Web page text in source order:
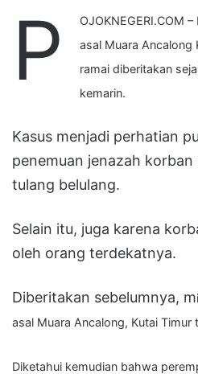
P
OJOKNEGERI.COM
asal Muara Ancalong
ramai diberitakan
kemarin.
Kasus menjadi perhatian
penemuan jenazah
tulang belulang.
Selain itu, juga karena
oleh orang terdekatnya.
Diberitakan sebelumnya, m
asal Muara Ancalong, Kutai Timur
Diketahui kemudian bahwa